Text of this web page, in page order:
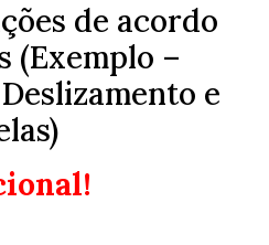
de acordo
(Exemplo –
e